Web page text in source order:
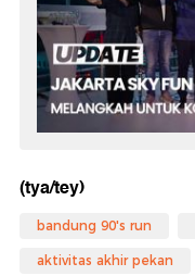
(tya/tey)
bandung 90's run
aktivitas akhir pekan